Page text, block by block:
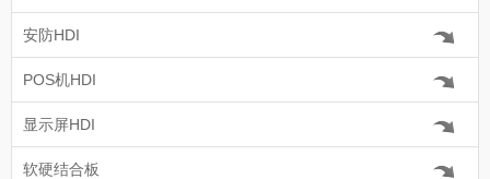
安防HDI
POS机HDI
显示屏HDI
软硬结合板